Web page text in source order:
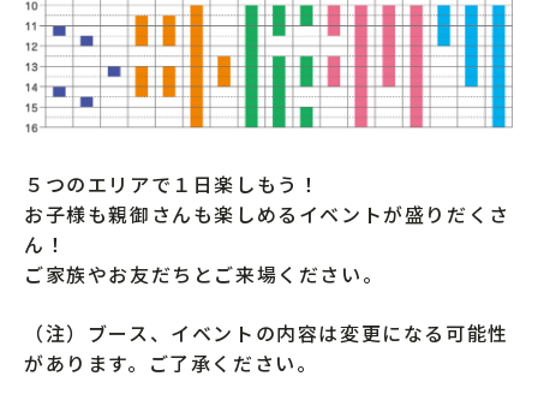
５つのエリアで１日楽しもう！
お子様も親御さんも楽しめるイベントが盛りだくさ
ん！
ご家族やお友だちとご来場ください。
（注）ブース、イベントの内容は変更になる可能性
があります。ご了承ください。